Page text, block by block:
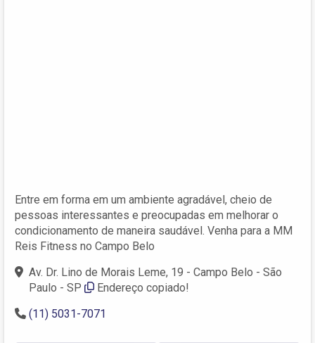
Entre em forma em um ambiente agradável, cheio de
pessoas interessantes e preocupadas em melhorar o
condicionamento de maneira saudável. Venha para a MM
Reis Fitness no Campo Belo
Av. Dr. Lino de Morais Leme, 19 - Campo Belo - São
Paulo - SP
Endereço copiado!
(11) 5031-7071